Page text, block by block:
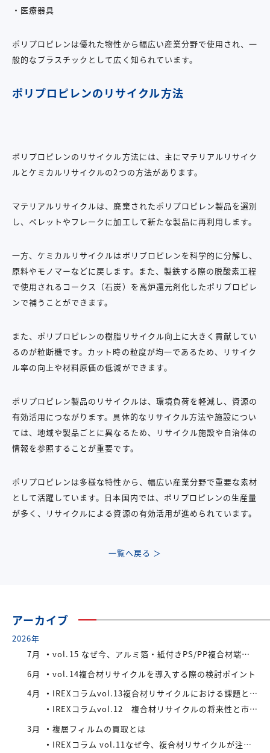
・医療器具
ポリプロピレンは優れた物性から幅広い産業分野で使用され、一
般的なプラスチックとして広く知られています。
ポリプロピレンのリサイクル方法
ポリプロピレンのリサイクル方法には、主にマテリアルリサイク
ルとケミカルリサイクルの2つの方法があります。
マテリアルリサイクルは、廃棄されたポリプロピレン製品を選別
し、ペレットやフレークに加工して新たな製品に再利用します。
一方、ケミカルリサイクルはポリプロピレンを科学的に分解し、
原料やモノマーなどに戻します。また、製鉄する際の脱酸素工程
で使用されるコークス（石炭）を高炉還元剤化したポリプロピレ
ンで補うことができます。
また、ポリプロピレンの樹脂リサイクル向上に大きく貢献してい
るのが粒断機です。カット時の粒度が均一であるため、リサイク
ル率の向上や材料原価の低減ができます。
ポリプロピレン製品のリサイクルは、環境負荷を軽減し、資源の
有効活用につながります。具体的なリサイクル方法や施設につい
ては、地域や製品ごとに異なるため、リサイクル施設や自治体の
情報を参照することが重要です。
ポリプロピレンは多様な特性から、幅広い産業分野で重要な素材
として活躍しています。日本国内では、ポリプロピレンの生産量
が多く、リサイクルによる資源の有効活用が進められています。
一覧へ戻る ＞
アーカイブ
2026年
7月
vol.15 なぜ今、アルミ箔・紙付きPS/PP複合材端材が注目されているのか
6月
vol.14複合材リサイクルを導入する際の検討ポイント
4月
IREXコラムvol.13複合材リサイクルにおける課題と今後の展望
IREXコラムvol.12 複合材リサイクルの将来性と市場拡大の可能性
3月
複層フィルムの買取とは
IREXコラム vol.11なぜ今、複合材リサイクルが注目されているのか